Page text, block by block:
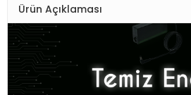
Ürün Açıklaması